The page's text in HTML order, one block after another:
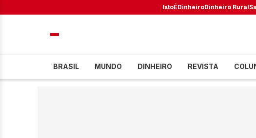
IstoÉDinheiroDinheiro Rural
BRASIL MUNDO DINHEIRO REVISTA